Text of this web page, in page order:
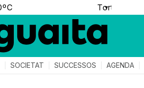
▼
SOCIETAT SUCCESSOS AGENDA